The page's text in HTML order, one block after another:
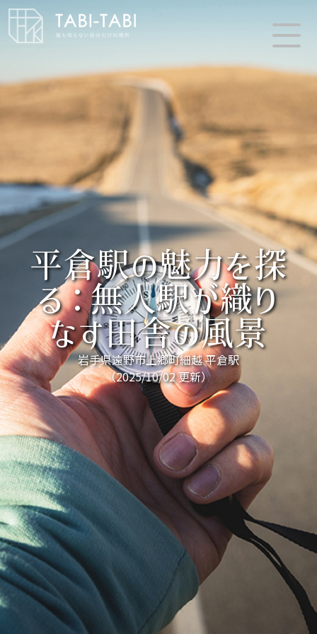
平倉駅の魅力を探
る：無人駅が織り
なす田舎の風景
岩手県遠野市上郷町細越 平倉駅
（2025/10/02 更新）